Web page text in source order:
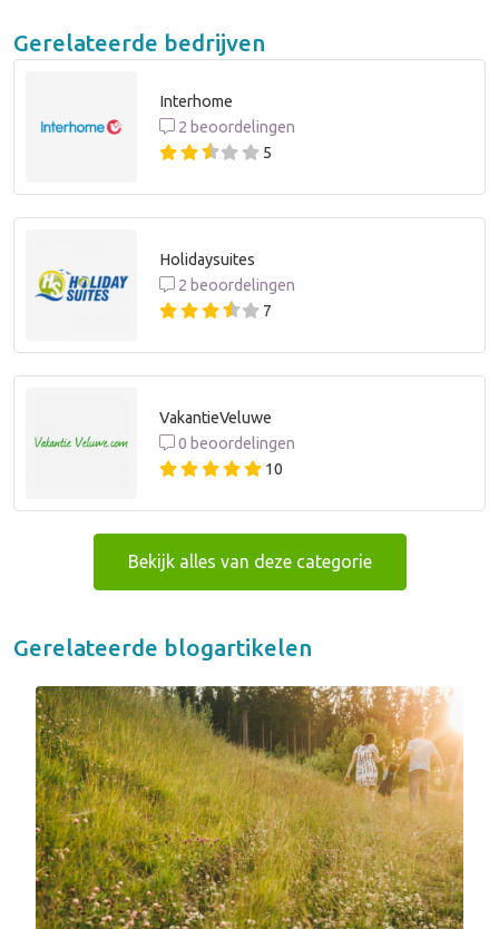
Gerelateerde bedrijven
Interhome
2 beoordelingen
5
Holidaysuites
2 beoordelingen
7
VakantieVeluwe
0 beoordelingen
10
Bekijk alles van deze categorie
Gerelateerde blogartikelen